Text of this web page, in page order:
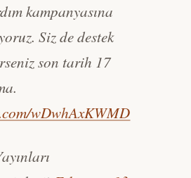
kampanyasına
Siz de destek
son tarih 17
wDwhAxKWMD